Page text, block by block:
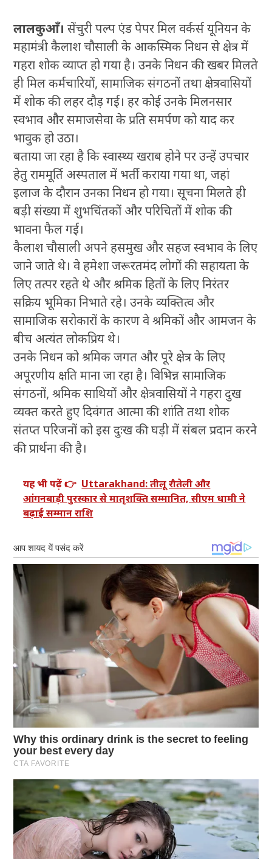
लालकुआँ। सेंचुरी पल्प एंड पेपर मिल वर्कर्स यूनियन के
महामंत्री कैलाश चौसाली के आकस्मिक निधन से क्षेत्र में
गहरा शोक व्याप्त हो गया है। उनके निधन की खबर मिलते
ही मिल कर्मचारियों, सामाजिक संगठनों तथा क्षेत्रवासियों
में शोक की लहर दौड़ गई। हर कोई उनके मिलनसार
स्वभाव और समाजसेवा के प्रति समर्पण को याद कर
भावुक हो उठा।
बताया जा रहा है कि स्वास्थ्य खराब होने पर उन्हें उपचार
हेतु राममूर्ति अस्पताल में भर्ती कराया गया था, जहां
इलाज के दौरान उनका निधन हो गया। सूचना मिलते ही
बड़ी संख्या में शुभचिंतकों और परिचितों में शोक की
भावना फैल गई।
कैलाश चौसाली अपने हसमुख और सहज स्वभाव के लिए
जाने जाते थे। वे हमेशा जरूरतमंद लोगों की सहायता के
लिए तत्पर रहते थे और श्रमिक हितों के लिए निरंतर
सक्रिय भूमिका निभाते रहे। उनके व्यक्तित्व और
सामाजिक सरोकारों के कारण वे श्रमिकों और आमजन के
बीच अत्यंत लोकप्रिय थे।
उनके निधन को श्रमिक जगत और पूरे क्षेत्र के लिए
अपूरणीय क्षति माना जा रहा है। विभिन्न सामाजिक
संगठनों, श्रमिक साथियों और क्षेत्रवासियों ने गहरा दुख
व्यक्त करते हुए दिवंगत आत्मा की शांति तथा शोक
संतप्त परिजनों को इस दुःख की घड़ी में संबल प्रदान करने
की प्रार्थना की है।
यह भी पढ़ें 👉 Uttarakhand: तीलू रौतेली और
आंगनबाड़ी पुरस्कार से मातृशक्ति सम्मानित, सीएम धामी ने
बढ़ाई सम्मान राशि